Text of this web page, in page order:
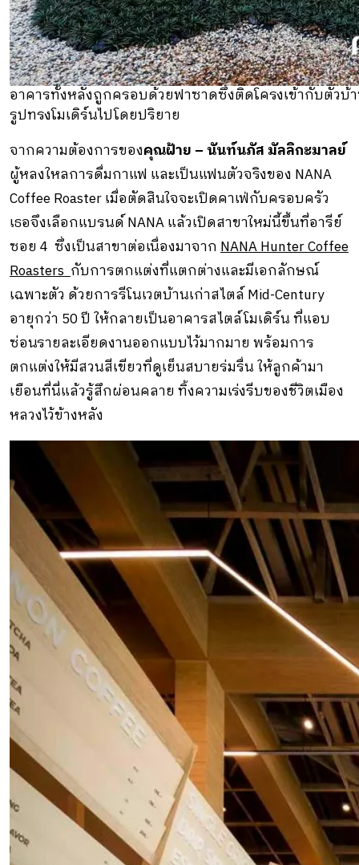
อาคารทั้งหลังถูกครอบด้วยฟาซาดซึ่งติดโครงเข้ากับตัว
รูปทรงโมเดิร์นไปโดยปริยาย
จากความต้องการของคุณฝ้าย – นันท์นภัส มัลลิกะมาลย์
ผู้หลงใหลการดื่มกาแฟ และเป็นแฟนตัวจริงของ NANA
Coffee Roaster เมื่อตัดสินใจจะเปิดคาเฟ่กับครอบครัว
เธอจึงเลือกแบรนด์ NANA แล้วเปิดสาขาใหม่นี้ขึ้นที่อารีย์
ซอย 4 ซึ่งเป็นสาขาต่อเนื่องมาจาก NANA Hunter Coffee
Roastersกับการตกแต่งที่แตกต่างและมีเอกลักษณ์
เฉพาะตัว ด้วยการรีโนเวตบ้านเก่าสไตล์ Mid-Century
อายุกว่า 50 ปี ให้กลายเป็นอาคารสไตล์โมเดิร์น ที่แอบ
ซ่อนรายละเอียดงานออกแบบไว้มากมาย พร้อมการ
ตกแต่งให้มีสวนสีเขียวที่ดูเย็นสบายร่มรื่น ให้ลูกค้ามา
เยือนที่นี่แล้วรู้สึกผ่อนคลาย ทิ้งความเร่งรีบของชีวิตเมือง
หลวงไว้ข้างหลัง